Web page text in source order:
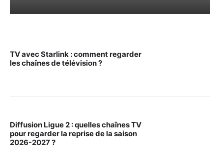
TV avec Starlink : comment regarder
les chaînes de télévision ?
Diffusion Ligue 2 : quelles chaînes TV
pour regarder la reprise de la saison
2026-2027 ?